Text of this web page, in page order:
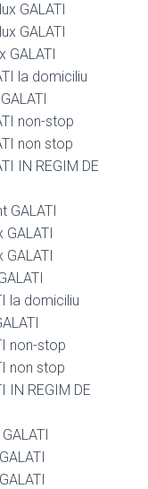
GALATI
GALATI
GALATI
la domiciliu
non-stop
non stop
IN REGIM DE
GALATI
la domiciliu
non-stop
non stop
IN REGIM DE